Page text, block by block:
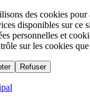
des cookies pour
disponibles sur ce
personnelles et
sur les cookies
Refuser